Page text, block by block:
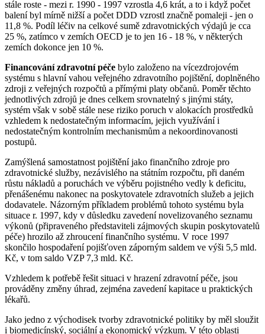
stále roste - mezi r. 1990 - 1997 vzrostla 4,6 krát, a to i když počet
balení byl mírně nižší a počet DDD vzrostl značně pomaleji - jen o
11,8 %. Podíl léčiv na celkové sumě zdravotnických výdajů je cca
25 %, zatímco v zemích OECD je to jen 16 - 18 %, v některých
zemích dokonce jen 10 %.
Financování zdravotní péče bylo založeno na vícezdrojovém
systému s hlavní vahou veřejného zdravotního pojištění, doplněného
zdroji z veřejných rozpočtů a přímými platy občanů. Poměr těchto
jednotlivých zdrojů je dnes celkem srovnatelný s jinými státy,
systém však v sobě stále nese riziko poruch v alokacích prostředků
vzhledem k nedostatečným informacím, jejich využívání i
nedostatečným kontrolním mechanismům a nekoordinovanosti
postupů.
Zamýšlená samostatnost pojištění jako finančního zdroje pro
zdravotnické služby, nezávislého na státním rozpočtu, při daném
růstu nákladů a poruchách ve výběru pojistného vedly k deficitu,
přenášenému nakonec na poskytovatele zdravotních služeb a jejich
dodavatele. Názorným příkladem problémů tohoto systému byla
situace r. 1997, kdy v důsledku zavedení novelizovaného seznamu
výkonů (připraveného představiteli zájmových skupin poskytovatelů
péče) hrozilo až zhroucení finančního systému. V roce 1997
skončilo hospodaření pojišťoven záporným saldem ve výši 5,5 mld.
Kč, v tom saldo VZP 7,3 mld. Kč.
Vzhledem k potřebě řešit situaci v hrazení zdravotní péče, jsou
prováděny změny úhrad, zejména zavedení kapitace u praktických
lékařů.
Jako jedno z východisek tvorby zdravotnické politiky by měl sloužit
i biomedicínský, sociální a ekonomický výzkum. V této oblasti